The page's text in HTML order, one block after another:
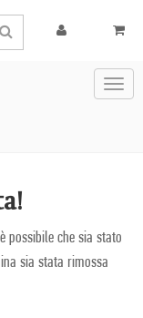
possibile che sia stato
sia stata rimossa